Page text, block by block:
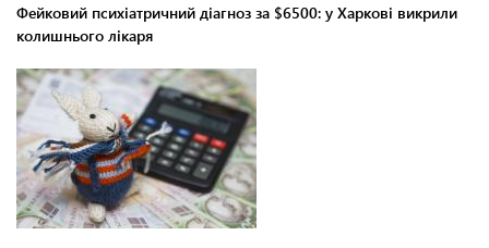
Фейковий психіатричний діагноз за $6500: у Харкові викрили
колишнього лікаря